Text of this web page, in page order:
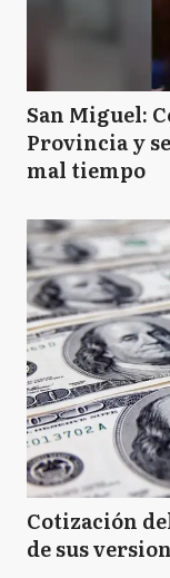
San Miguel:
Provincia y
mal tiempo
Cotización
de sus